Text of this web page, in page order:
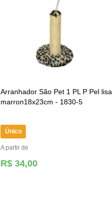
Arranhador São Pet 1 PL P Pel lisa
marron18x23cm - 1830-5
Único
A partir de
R$ 34,00